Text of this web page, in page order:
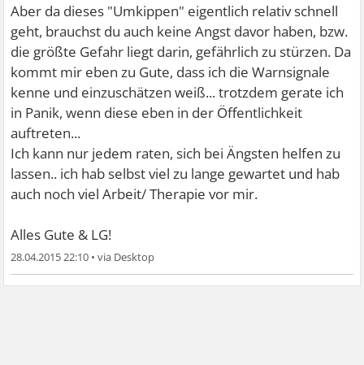
Aber da dieses "Umkippen" eigentlich relativ schnell
geht, brauchst du auch keine Angst davor haben, bzw.
die größte Gefahr liegt darin, gefährlich zu stürzen. Da
kommt mir eben zu Gute, dass ich die Warnsignale
kenne und einzuschätzen weiß... trotzdem gerate ich
in Panik, wenn diese eben in der Öffentlichkeit
auftreten...
Ich kann nur jedem raten, sich bei Ängsten helfen zu
lassen.. ich hab selbst viel zu lange gewartet und hab
auch noch viel Arbeit/ Therapie vor mir.
Alles Gute & LG!
28.04.2015 22:10 •